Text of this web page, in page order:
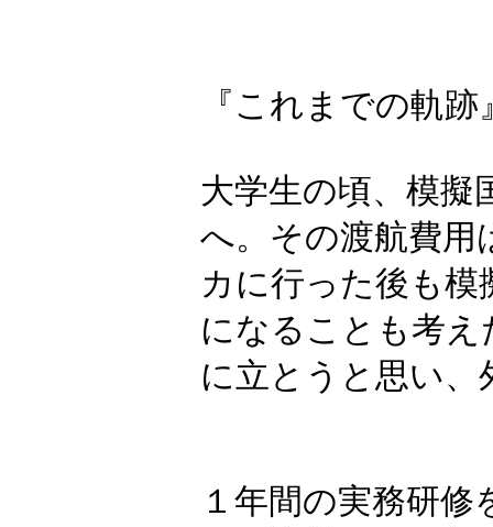
『これまでの軌跡
大学生の頃、模
へ。その渡航費用
カに行った後も模
になることも考
に立とうと思い、
１年間の実務研